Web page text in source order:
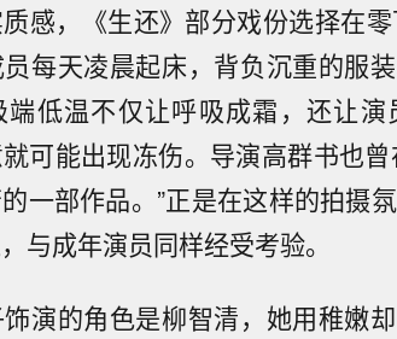
质感，《生还》部分戏份选择
每天凌晨起床，背负沉重的服
端低温不仅让呼吸成霜，还让
可能出现冻伤。导演高群书也
一部作品。”正是在这样的拍摄
与成年演员同样经受考验。
演的角色是柳智清，她用稚嫩